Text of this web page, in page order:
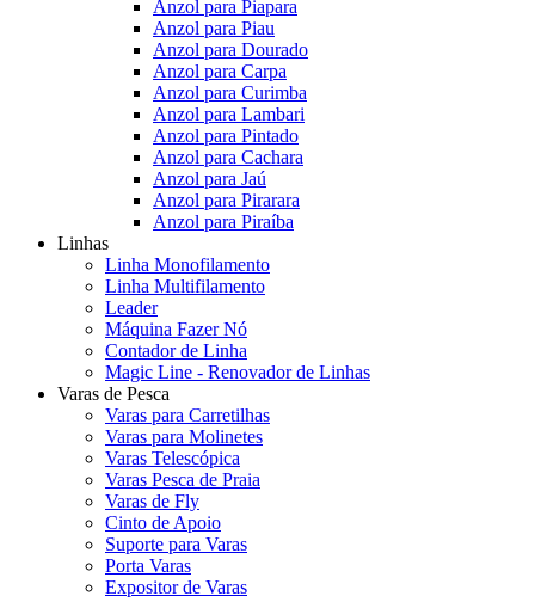
Anzol para Piapara
Anzol para Piau
Anzol para Dourado
Anzol para Carpa
Anzol para Curimba
Anzol para Lambari
Anzol para Pintado
Anzol para Cachara
Anzol para Jaú
Anzol para Pirarara
Anzol para Piraíba
Linhas
Linha Monofilamento
Linha Multifilamento
Leader
Máquina Fazer Nó
Contador de Linha
Magic Line - Renovador de Linhas
Varas de Pesca
Varas para Carretilhas
Varas para Molinetes
Varas Telescópica
Varas Pesca de Praia
Varas de Fly
Cinto de Apoio
Suporte para Varas
Porta Varas
Expositor de Varas